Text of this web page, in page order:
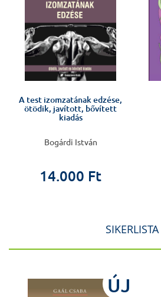
A test izomzatának edzése,
ötödik, javított, bővített
kiadás
Bogárdi István
14.000 Ft
SIKERLISTA
ÚJ